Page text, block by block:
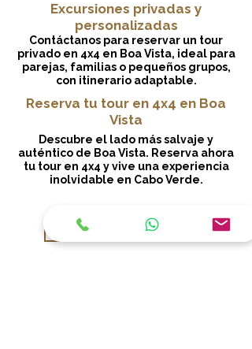
Excursiones privadas y
personalizadas
Contáctanos para reservar un tour
privado en 4x4 en Boa Vista, ideal para
parejas, familias o pequeños grupos,
con itinerario adaptable.
Reserva tu tour en 4x4 en Boa
Vista
Descubre el lado más salvaje y
auténtico de Boa Vista. Reserva ahora
tu tour en 4x4 y vive una experiencia
inolvidable en Cabo Verde.
4 H - 45,00 €